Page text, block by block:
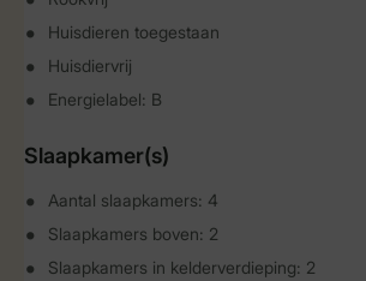
Huisdieren toegestaan
Huisdiervrij
Energielabel: B
Slaapkamer(s)
Aantal slaapkamers: 4
Slaapkamers boven: 2
Slaapkamers in kelderverdieping: 2